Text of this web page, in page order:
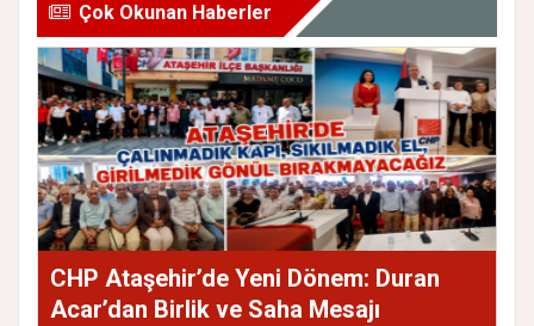
Çok Okunan Haberler
CHP Ataşehir’de Yeni Dönem: Duran
Acar’dan Birlik ve Saha Mesajı